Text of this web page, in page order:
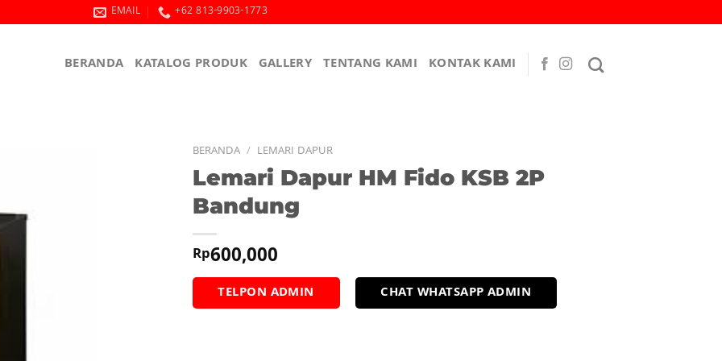
EMAIL +62 813-9903-1773
BERANDA KATALOG PRODUK GALLERY TENTANG KAMI KONTAK KAMI
BERANDA / LEMARI DAPUR
Lemari Dapur HM Fido KSB 2P
Bandung
Rp600,000
TELPON ADMIN CHAT WHATSAPP ADMIN